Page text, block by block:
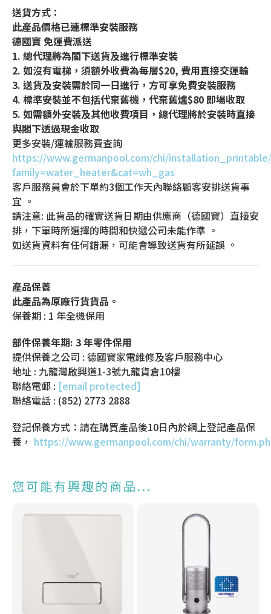
送貨方式：
此產品價格已連標準安裝服務
德國寶 免運費派送
1. 總代理將為閣下送貨及進行標準安裝
2. 如沒有電梯，須額外收費為每層$20, 費用直接交運輸
3. 送貨及安裝需於同一日進行，方可享免費安裝服務
4. 標準安裝並不包括代棄舊機，代棄舊爐$80 即場收取
5. 如需額外安裝及其他收費項目，總代理將於安裝時直接
與閣下透過現金收取
更多安裝/運輸服務費查詢
https://www.germanpool.com/chi/
family=water_heater&cat=wh_gas
客戶服務員會於下單約3個工作天內聯絡顧客安排送貨事
宜 。
請注意: 此貨品的確實送貨日期由供應商（德國寶）直接安
排，下單時所選擇的時間和快遞公司未能作準 。
如送貨資料有任何錯漏，可能會導致送貨有所延誤 。
產品保養
此產品為原廠行貨貨品。
保養期 : 1 年全機保用
部件保養年期: 3 年零件保用
提供保養之公司 : 德國寶家電維修及客戶服務中心
地址 : 九龍灣啟興道1-3號九龍貨倉10樓
聯絡電郵 : [email protected]
聯絡電話 : (852) 2773 2888
登記保養方式：請在購買產品後10日內於網上登記產品保
養， https://www.germanpool.com/chi/warranty/
您可能有興趣的商品...